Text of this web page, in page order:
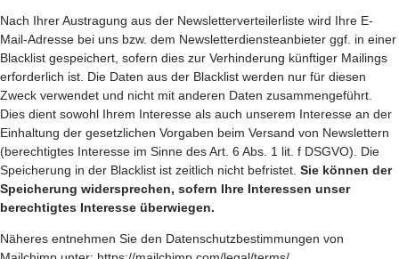
Nach Ihrer Austragung aus der Newsletterverteilerliste wird Ihre E-
Mail-Adresse bei uns bzw. dem Newsletterdiensteanbieter ggf. in einer
Blacklist gespeichert, sofern dies zur Verhinderung künftiger Mailings
erforderlich ist. Die Daten aus der Blacklist werden nur für diesen
Zweck verwendet und nicht mit anderen Daten zusammengeführt.
Dies dient sowohl Ihrem Interesse als auch unserem Interesse an der
Einhaltung der gesetzlichen Vorgaben beim Versand von Newslettern
(berechtigtes Interesse im Sinne des Art. 6 Abs. 1 lit. f DSGVO). Die
Speicherung in der Blacklist ist zeitlich nicht befristet. Sie können der
Speicherung widersprechen, sofern Ihre Interessen unser
berechtigtes Interesse überwiegen.
Näheres entnehmen Sie den Datenschutzbestimmungen von